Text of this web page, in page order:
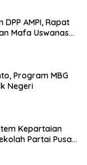
AMPI, Rapat
Mafa Uswanas
Program MBG
Negeri
Kepartaian
Partai Pusat